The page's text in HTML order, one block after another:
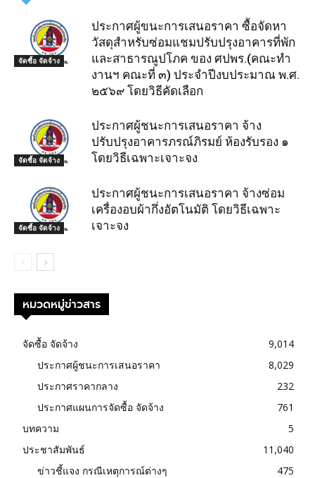
จัดซื้อ จัดจ้าง
ประกาศผู้ขนะการเสนอราคา ซื้อจัดหา
วัสดุสำหรับซ่อมแชมปรับปรุงอาคารที่พัก
และสาธารณูปโภค ของ ศปพร.(คณะทำ
งานฯ คณะที่ ๓) ประจำปีงบประมาณ พ.ศ.
๒๕๖๙ โดยวิธีคัดเลือก
จัดซื้อ จัดจ้าง
ประกาศผู้ชนะการเสนอราคา จ้าง
ปรับปรุงอาคารภรณ์ภิรมย์ ห้องรับรอง ๑
โดยวิธีเฉพาะเจาะจง
จัดซื้อ จัดจ้าง
ประกาศผู้ชนะการเสนอราคา จ้างซ่อม
เครื่องอบผ้ากึ่งอัตโนมัติ โดยวิธีเฉพาะ
เจาะจง
หมวดหมู่ข่าวสาร
จัดซื้อ จัดจ้าง
9,014
ประกาศผู้ชนะการเสนอราคา
8,029
ประกาศราคากลาง
232
ประกาศแผนการจัดซื้อ จัดจ้าง
761
บทความ
5
ประชาสัมพันธ์
11,040
ข่าวชี้แจง กรณีเหตุการณ์ต่างๆ
475